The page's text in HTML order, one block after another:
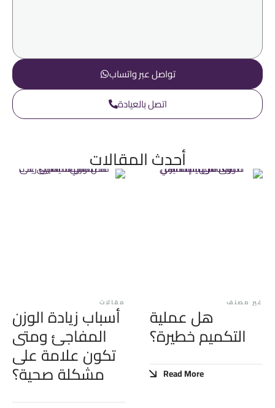
تواصل عبر واتساب
اتصل بالعيادة
أحدث المقالات
غير مصنف
هل عملية
التكميم خطيرة؟
Read More
مقالات
أسباب زيادة الوزن
المفاجئ ومتى
تكون علامة على
مشكلة صحية؟